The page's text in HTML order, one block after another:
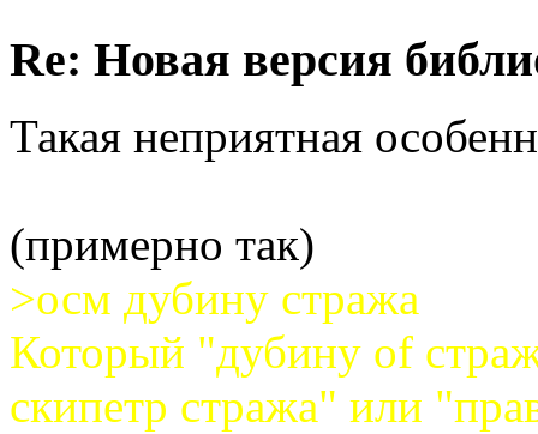
Re: Новая версия
Такая неприятная
(примерно так)
>осм дубину стража
Который "дубину of
скипетр стража" или